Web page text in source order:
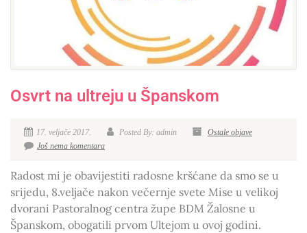
Osvrt na ultreju u Španskom
17. veljače 2017. Posted By: admin
Ostale objave
Još nema komentara
Radost mi je obavijestiti radosne kršćane da smo se u
srijedu, 8.veljače nakon večernje svete Mise u velikoj
dvorani Pastoralnog centra župe BDM Žalosne u
Španskom, obogatili prvom Ultejom u ovoj godini.